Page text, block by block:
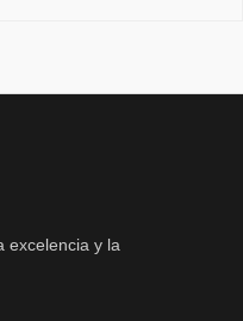
excelencia y la